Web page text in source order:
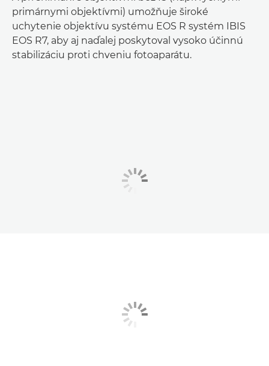
primárnymi objektívmi) umožňuje široké
uchytenie objektívu systému EOS R systém IBIS
EOS R7, aby aj naďalej poskytoval vysoko účinnú
stabilizáciu proti chveniu fotoaparátu.